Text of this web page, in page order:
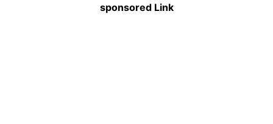
sponsored Link